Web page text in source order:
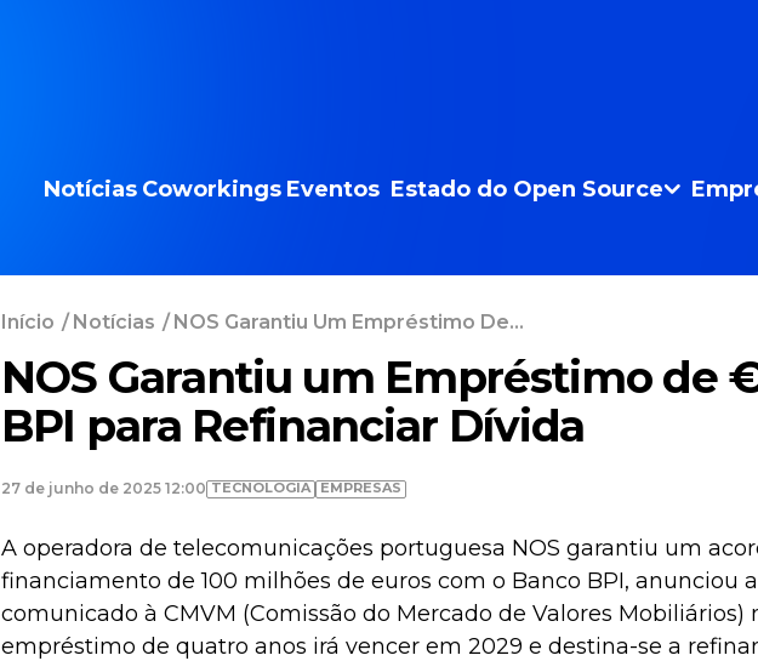
Notícias Coworkings Eventos Estado do Open Source
Início /Notícias / NOS Garantiu Um Empréstimo De...
NOS Garantiu um Empréstimo de
BPI para Refinanciar Dívida
27 de junho de 2025 12:00 TECNOLOGIA EMPRESAS
A operadora de telecomunicações portuguesa NOS garantiu um
financiamento de 100 milhões de euros com o Banco BPI, anunciou
comunicado à CMVM (Comissão do Mercado de Valores Mobiliários)
empréstimo de quatro anos irá vencer em 2029 e destina-se a